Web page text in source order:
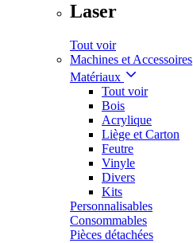
Laser
Tout voir
Machines et Accessoires
Matériaux
Tout voir
Bois
Acrylique
Liège et Carton
Feutre
Vinyle
Divers
Kits
Personnalisables
Consommables
Pièces détachées